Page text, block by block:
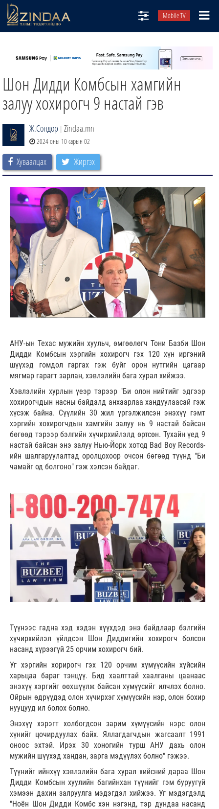
Mobile TV
ТВ8
ӨГЛӨӨНИЙ СОНИН
АУДИО ЗОХИОЛ
ЗИНДАА СЭТГҮҮЛ
Шон Дидди Комбсын хамгийн
залуу хохирогч 9 настай гэв
Ж.Сондор | Zindaa.mn
2024 оны 10 сарын 02
Хуваалцах Жиргэх
АНУ-ын Техас мужийн хуульч, өмгөөлөгч Тони Базби Шон
Дидди Комбсын хэргийн хохирогч гэх 120 хүн иргэний
шүүхэд гомдол гаргах гэж буйг орон нутгийн цагаар
мягмар гарагт зарлан, хэвлэлийн бага хурал хийжээ.
Хэвлэлийн хурлын үеэр тэрээр "Би олон нийтийг эдгээр
хохирогчдын насны байдалд анхаарлаа хандуулаасай гэж
хүсэж байна. Сүүлийн 30 жил үргэлжилсэн энэхүү гэмт
хэргийн хохирогчдын хамгийн залуу нь 9 настай байсан
бөгөөд тэрээр бэлгийн хүчирхийлэлд өртсөн. Тухайн үед 9
настай байсан энэ залуу Нью-Йорк хотод Bad Boy Records-
ийн шалгаруулалтад оролцохоор очсон бөгөөд түүнд "Би
чамайг од болгоно" гэж хэлсэн байдаг.
Түүнээс гадна хэд хэдэн хүүхдэд энэ байдлаар бэлгийн
хүчирхийлэл үйлдсэн Шон Диддигийн хохирогч болсон
насанд хүрээгүй 25 орчим хохирогч бий.
Уг хэргийн хорирогч гэх 120 орчим хүмүүсийн хүйсийн
харьцаа бараг тэнцүү. Бид хаалттай хаалганы цаанаас
энэхүү хэргийг өөхшүүлж байсан хүмүүсийг илчлэх болно.
Ойрын өдрүүдэд олон хүчирхэг хүмүүсийн нэр, олон бохир
нууцууд ил болох болно.
Энэхүү хэрэгт холбогдсон зарим хүмүүсийн нэрс олон
хүнийг цочирдуулах байх. Яллагдагчдын жагсаалт 1991
оноос эхтэй. Ирэх 30 хоногийн турш АНУ дахь олон
мужийн шүүхэд хандан, зарга мэдүүлэх болно" гэжээ.
Түүнийг ийнхүү хэвлэлийн бага хурал хийсний дараа Шон
Дидди Комбсын хуулийн багийнхан түүнийг гэм буруугүй
хэмээн дахин залруулга мэдэгдэл хийжээ. Уг мэдэгдэлд
"Ноён Шон Дидди Комбс хэн нэгэнд, тэр дундаа насанд